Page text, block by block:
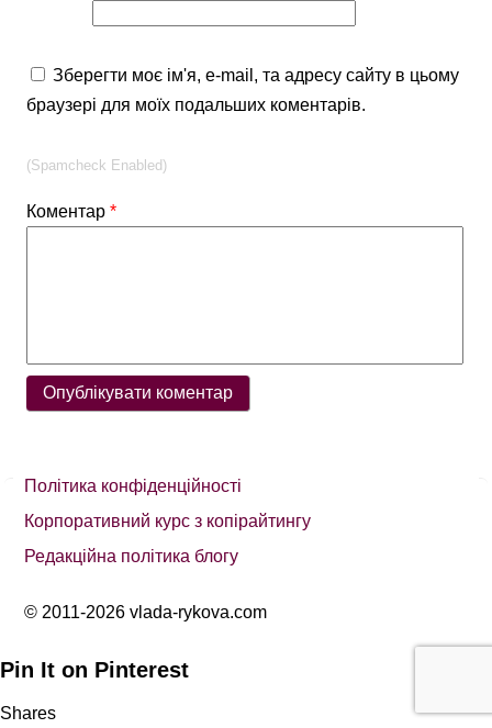
Коментар*
Зберегти моє ім'я, e-mail, та адресу сайту в цьому
браузері для моїх подальших коментарів.
(Spamcheck Enabled)
Політика конфіденційності
Корпоративний курс з копірайтингу
Редакційна політика блогу
© 2011-2026 vlada-rykova.com
Pin It on Pinterest
Shares